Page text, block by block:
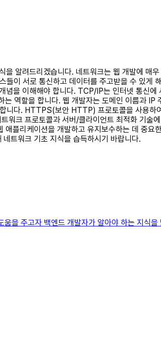
알려드리겠습니다. 네트워크는 웹 개발에 매
들이 서로 통신하고 데이터를 주고받을 수
이해해야 합니다. TCP/IP는 인터넷 통신에
역할을 합니다. 웹 개발자는 도메인 이름과
니다. HTTPS(보안 HTTP) 프로토콜을 사용하
워크 프로토콜과 서버/클라이언트 최적화 기술
플리케이션을 개발하고 유지보수하는 데 중
트워크 기초 지식을 습득하시기 바랍니다.
을 주고자 백엔드 개발자가 알아야 하는 지식